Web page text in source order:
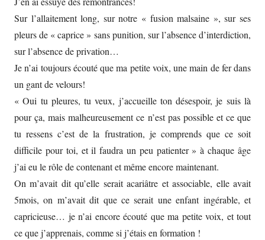
Sur l’allaitement long, sur notre « fusion malsaine », sur ses
pleurs de « caprice » sans punition, sur l’absence d’interdiction,
sur l’absence de privation…
Je n’ai toujours écouté que ma petite voix, une main de fer dans
un gant de velours!
« Oui tu pleures, tu veux, j’accueille ton désespoir, je suis là
pour ça, mais malheureusement ce n’est pas possible et ce que
tu ressens c’est de la frustration, je comprends que ce soit
difficile pour toi, et il faudra un peu patienter » à chaque âge
j’ai eu le rôle de contenant et même encore maintenant.
On m’avait dit qu’elle serait acariâtre et associable, elle avait
5mois, on m’avait dit que ce serait une enfant ingérable, et
capricieuse… je n’ai encore écouté que ma petite voix, et tout
ce que j’apprenais, comme si j’étais en formation !